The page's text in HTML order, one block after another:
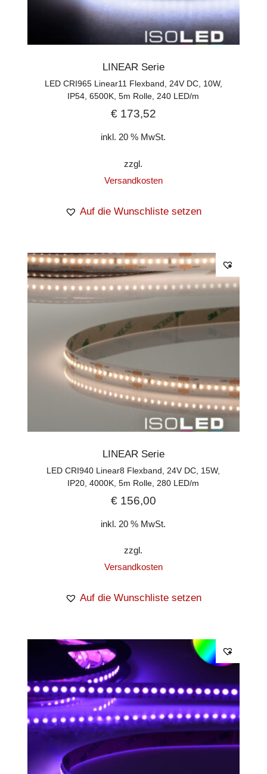
LINEAR Serie
LED CRI965 Linear11 Flexband, 24V DC, 10W,
IP54, 6500K, 5m Rolle, 240 LED/m
€173,52
inkl. 20 % MwSt.
zzgl.
Versandkosten
Auf die Wunschliste setzen
LINEAR Serie
LED CRI940 Linear8 Flexband, 24V DC, 15W,
IP20, 4000K, 5m Rolle, 280 LED/m
€156,00
inkl. 20 % MwSt.
zzgl.
Versandkosten
Auf die Wunschliste setzen